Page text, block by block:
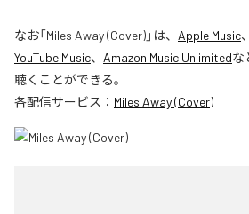
なお「Miles Away (Cover)」は、 Apple Music、
YouTube Music、 Amazon Music Unlimitedな
聴くことができる。
各配信サービス： Miles Away (Cover)